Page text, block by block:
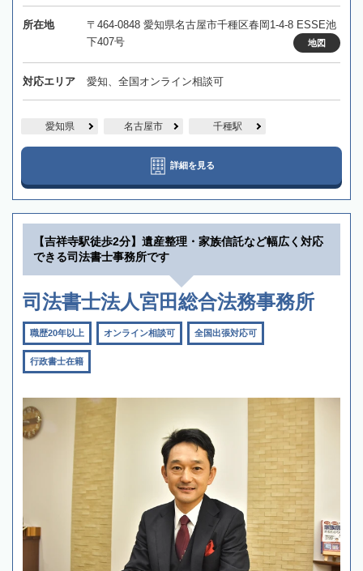
所在地
〒464-0848 愛知県名古屋市千種区春岡1-4-8 ESSE池
下407号
地図
対応エリア 愛知、全国オンライン相談可
愛知県 名古屋市 千種駅
詳細を見る
【吉祥寺駅徒歩2分】遺産整理・家族信託など幅広く対応
できる司法書士事務所です
司法書士法人宮田総合法務事務所
職歴20年以上 オンライン相談可 全国出張対応可
行政書士在籍